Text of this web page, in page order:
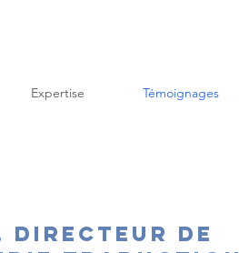
Expertise Témoignages
Directeur de